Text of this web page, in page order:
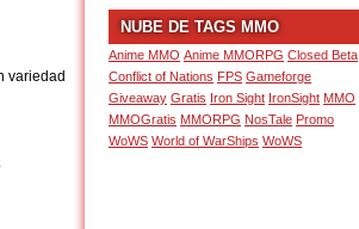
variedad
NUBE DE TAGS MMO
Anime MMO Anime MMORPG Closed Beta
Conflict of Nations FPS Gameforge
Giveaway Gratis Iron Sight IronSight MMO
MMOGratis MMORPG NosTale Promo
WoWS World of WarShips WoWS